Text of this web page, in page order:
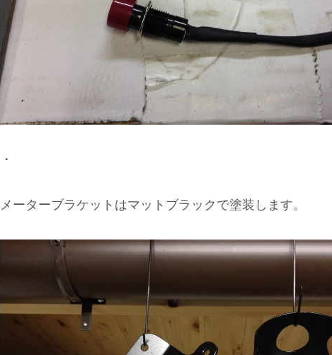
・
メーターブラケットはマットブラックで塗装します。